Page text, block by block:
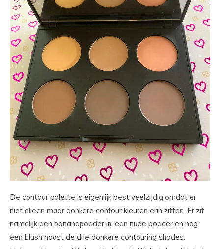
De contour palette is eigenlijk best veelzijdig omdat er
niet alleen maar donkere contour kleuren erin zitten. Er zit
namelijk een bananapoeder in, een nude poeder en nog
een blush naast de drie donkere contouring shades.